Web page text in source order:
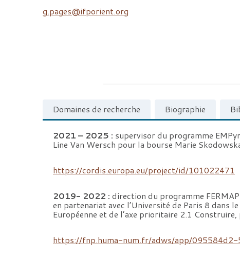
g.pages@ifporient.org
Domaines de recherche Biographie
2021 – 2025 : supervisor du programme
Line Van Wersch pour la bourse Marie
https://cordis.europa.eu/project/id/101022471
2019- 2022 : direction du programme
en partenariat avec l’Université de Paris 8 dans
Européenne et de l’axe prioritaire 2.1
https://fnp.huma-num.fr/adws/app/